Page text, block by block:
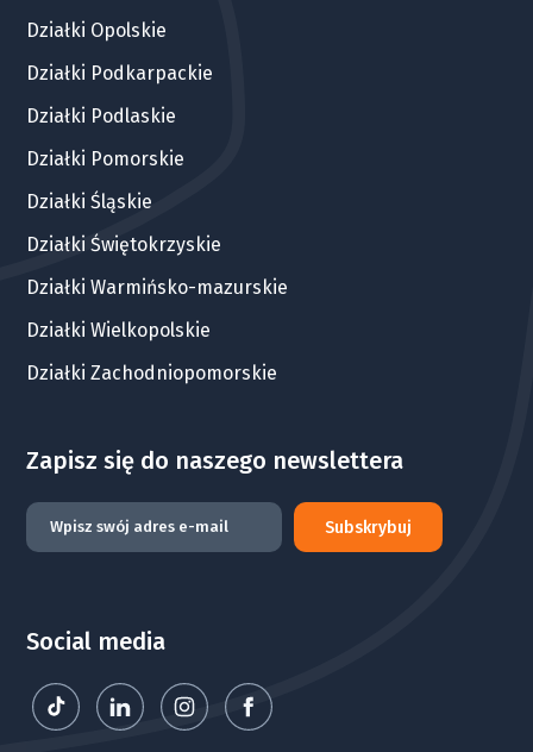
Działki Opolskie
Działki Podkarpackie
Działki Podlaskie
Działki Pomorskie
Działki Śląskie
Działki Świętokrzyskie
Działki Warmińsko-mazurskie
Działki Wielkopolskie
Działki Zachodniopomorskie
Zapisz się do naszego newslettera
Subskrybuj
Social media